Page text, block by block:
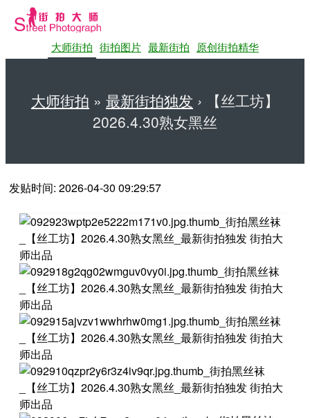
大师街拍 街拍图片 最新街拍 原创街拍精华
大师街拍 » 最新街拍独发 ›
【丝工坊】
2026.4.30熟女黑丝
发贴时间: 2026-04-30 09:29:57